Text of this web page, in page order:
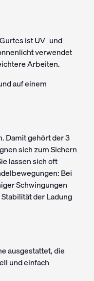
ist UV- und
verwendet
Arbeiten.
auf einem
Damit gehört der 3
sich zum Sichern
lassen sich oft
Bei
Schwingungen
der Ladung
ausgestattet, die
und einfach